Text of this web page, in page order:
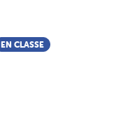
EN CLASSE